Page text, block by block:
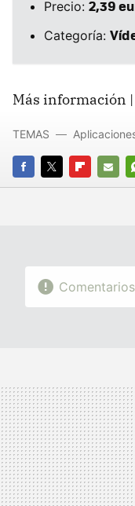
Precio: 2,39
Categoría:
Más información |
FACEBOOK
TWITTERFLIPBOARD
E-
TEMAS